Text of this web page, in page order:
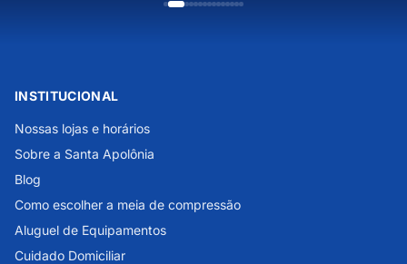
INSTITUCIONAL
Nossas lojas e horários
Sobre a Santa Apolônia
Blog
Como escolher a meia de compressão
Aluguel de Equipamentos
Cuidado Domiciliar